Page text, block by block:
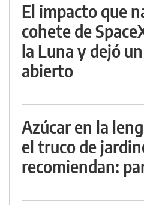
El impacto que
cohete de
la Luna y dejó
abierto
Azúcar en la
el truco de
recomiendan: